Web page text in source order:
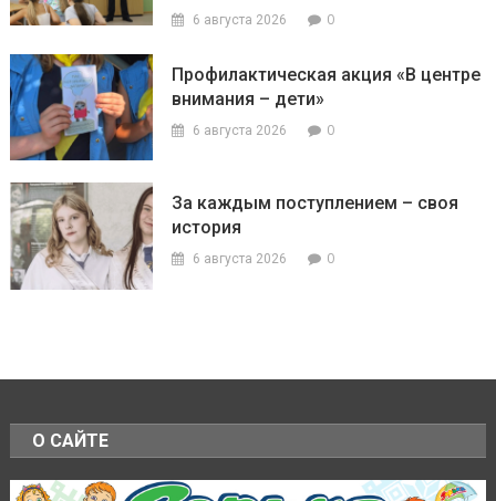
6 августа 2026 0
Профилактическая акция «В центре
внимания – дети»
6 августа 2026 0
За каждым поступлением – своя
история
6 августа 2026 0
О САЙТЕ